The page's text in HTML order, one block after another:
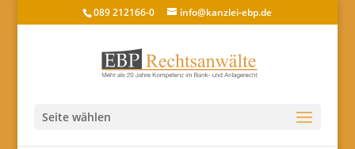
089 212166-0 info@kanzlei-ebp.de
Seite wählen